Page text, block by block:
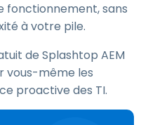
fonctionnement, sans
à votre pile.
de Splashtop AEM
vous-même les
proactive des TI.